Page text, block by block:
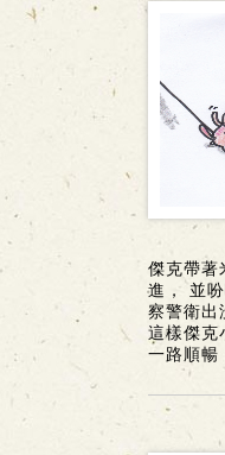
傑克帶著
進， 並
察警衛出
這樣傑克
一路順暢